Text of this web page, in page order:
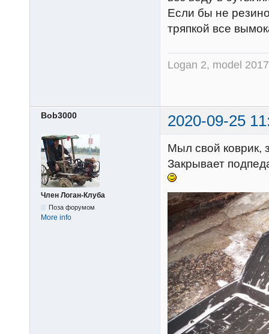
Если бы не
тряпкой все
Logan 2, model
Bob3000 2020-09-25
Член Логан-Клуба
Поза форумом
More info
Мыл свой коврик,
Закрывает